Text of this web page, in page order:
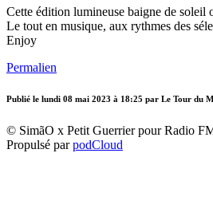
Cette édition lumineuse baigne de
Le tout en musique, aux rythmes des
Enjoy
Permalien
Publié le lundi 08 mai 2023 à 18:25 par Le Tour du
© SimãO x Petit Guerrier pour Radio
Propulsé parpodCloud